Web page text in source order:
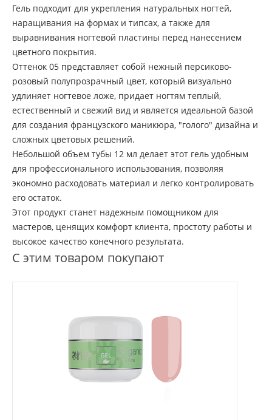
Гель подходит для укрепления натуральных ногтей,
наращивания на формах и типсах, а также для
выравнивания ногтевой пластины перед нанесением
цветного покрытия.
Оттенок 05 представляет собой нежный персиково-
розовый полупрозрачный цвет, который визуально
удлиняет ногтевое ложе, придает ногтям теплый,
естественный и свежий вид и является идеальной базой
для создания французского маникюра, "голого" дизайна и
сложных цветовых решений.
Небольшой объем тубы 12 мл делает этот гель удобным
для профессионального использования, позволяя
экономно расходовать материал и легко контролировать
его остаток.
Этот продукт станет надежным помощником для
мастеров, ценящих комфорт клиента, простоту работы и
высокое качество конечного результата.
С этим товаром покупают